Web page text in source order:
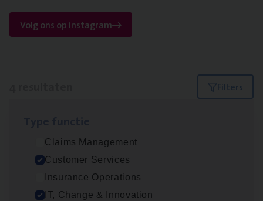
Volg ons op instagram
Filters
Claims Management
Customer Services
Insurance Operations
IT, Change & Innovation
Test Ana­lyst
IT, Change & Innovation
Antwerpen